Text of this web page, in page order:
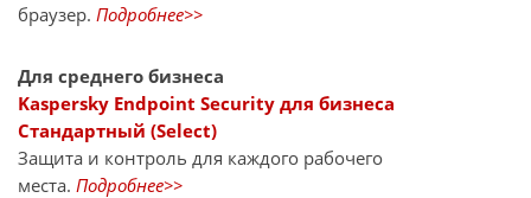
браузер. Подробнее>>
Для среднего бизнеса
Kaspersky Endpoint Security для бизнеса
Стандартный (Select)
Защита и контроль для каждого рабочего
места. Подробнее>>